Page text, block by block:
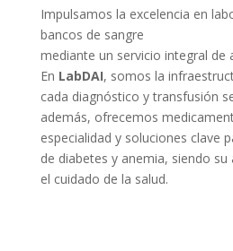
Impulsamos la excelencia en
bancos de sangre
mediante un servicio integral de
En LabDAI, somos la
cada diagnóstico y transfusión
además, ofrecemos
especialidad y soluciones clave
de diabetes y anemia, siendo
el cuidado de la salud.